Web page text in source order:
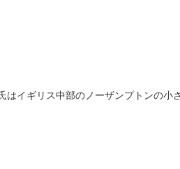
はイギリス中部のノーザンプトンの小